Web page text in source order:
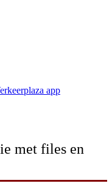
app
met files en